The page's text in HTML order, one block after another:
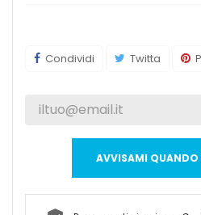
Condividi Twitta
AVVISAMI QUANDO